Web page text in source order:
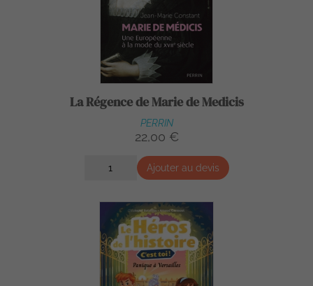
La Régence de Marie de Medicis
PERRIN
22,00 €
Ajouter au devis